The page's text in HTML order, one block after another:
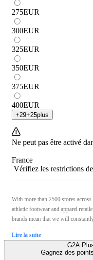
275EUR
300EUR
325EUR
350EUR
375EUR
400EUR
+29+25plus
Ne peut pas être activé
France
Vérifiez les restrictions
With more than 2500 stores
athletic footwear and apparel
brands mean that we will
Lire la suite
G2A
Gagnez des